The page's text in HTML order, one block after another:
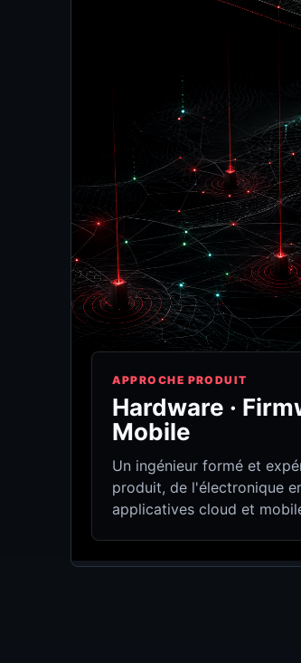
APPROCHE PRODUIT
Hardware ·
Mobile
Un ingénieur formé et
produit, de l'électronique
applicatives cloud et